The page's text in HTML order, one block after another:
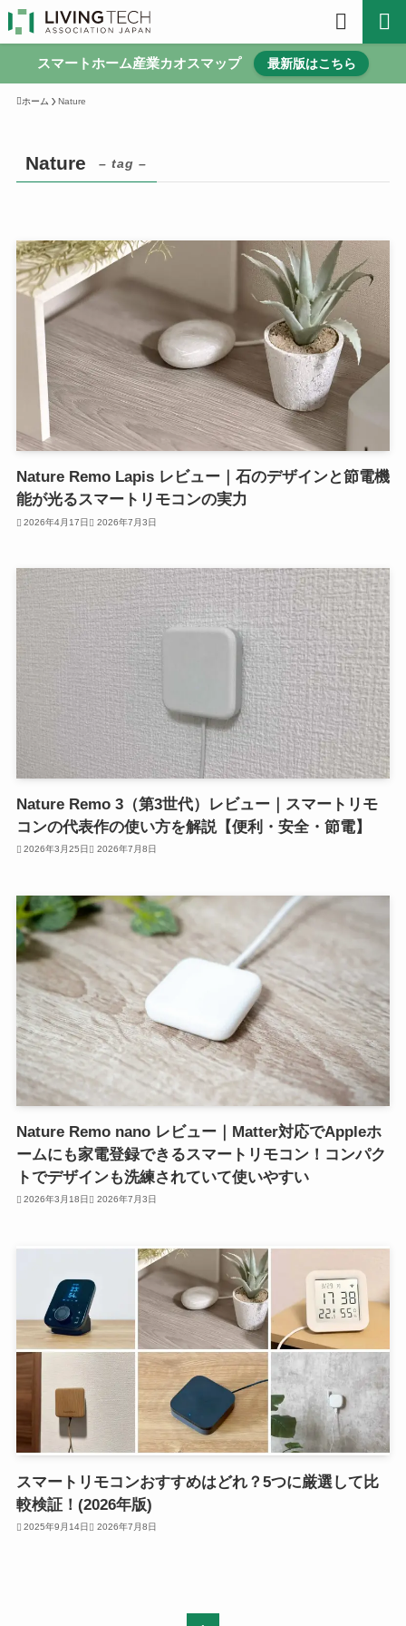
スマートホーム産業カオスマップ 最新版はこちら
ホーム Nature
Nature – tag –
Nature Remo Lapis レビュー｜石のデザインと節電機
能が光るスマートリモコンの実力
2026年4月17日 2026年7月3日
Nature Remo 3（第3世代）レビュー｜スマートリモ
コンの代表作の使い方を解説【便利・安全・節電】
2026年3月25日 2026年7月8日
Nature Remo nano レビュー｜Matter対応でAppleホ
ームにも家電登録できるスマートリモコン！コンパク
トでデザインも洗練されていて使いやすい
2026年3月18日 2026年7月3日
スマートリモコンおすすめはどれ？5つに厳選して比
較検証！(2026年版)
2025年9月14日 2026年7月8日